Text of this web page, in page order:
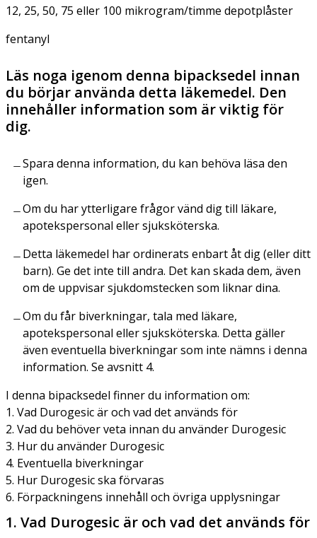
12, 25, 50, 75 eller 100 mikrogram/timme depotplåster
fentanyl
Läs noga igenom denna bipacksedel innan
du börjar använda detta läkemedel. Den
innehåller information som är viktig för
dig.
Spara denna information, du kan behöva läsa den
igen.
Om du har ytterligare frågor vänd dig till läkare,
apotekspersonal eller sjuksköterska.
Detta läkemedel har ordinerats enbart åt dig (eller ditt
barn). Ge det inte till andra. Det kan skada dem, även
om de uppvisar sjukdomstecken som liknar dina.
Om du får biverkningar, tala med läkare,
apotekspersonal eller sjuksköterska. Detta gäller
även eventuella biverkningar som inte nämns i denna
information. Se avsnitt 4.
I denna bipacksedel finner du information om:
1. Vad Durogesic är och vad det används för
2. Vad du behöver veta innan du använder Durogesic
3. Hur du använder Durogesic
4. Eventuella biverkningar
5. Hur Durogesic ska förvaras
6. Förpackningens innehåll och övriga upplysningar
1. Vad Durogesic är och vad det används för